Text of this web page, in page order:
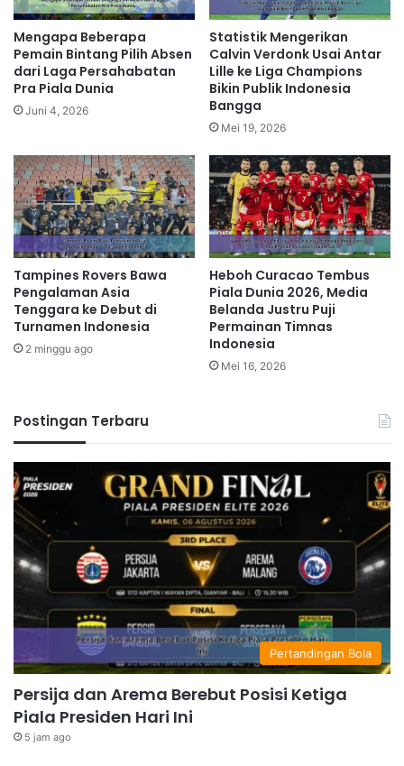
Mengapa Beberapa
Pemain Bintang Pilih Absen
dari Laga Persahabatan
Pra Piala Dunia
Juni 4, 2026
Statistik Mengerikan
Calvin Verdonk Usai Antar
Lille ke Liga Champions
Bikin Publik Indonesia
Bangga
Mei 19, 2026
Tampines Rovers Bawa
Pengalaman Asia
Tenggara ke Debut di
Turnamen Indonesia
2 minggu ago
Heboh Curacao Tembus
Piala Dunia 2026, Media
Belanda Justru Puji
Permainan Timnas
Indonesia
Mei 16, 2026
Postingan Terbaru
Pertandingan Bola
Persija dan Arema Berebut Posisi Ketiga
Piala Presiden Hari Ini
5 jam ago